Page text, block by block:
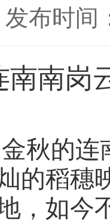
发布时间
南南岗
金秋的连
的稻穗
，如今